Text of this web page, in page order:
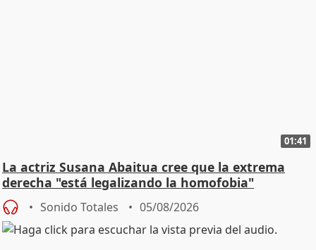
01:41
La actriz Susana Abaitua cree que la extrema
derecha "está legalizando la homofobia"
Sonido Totales 05/08/2026